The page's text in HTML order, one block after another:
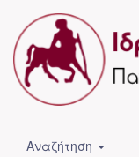
Αναζήτηση